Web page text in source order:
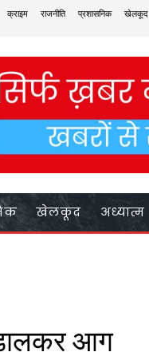
क्राइम राजनीति प्रशासनिक
खेलकूद
खेलकूद अध्यात्म
आग